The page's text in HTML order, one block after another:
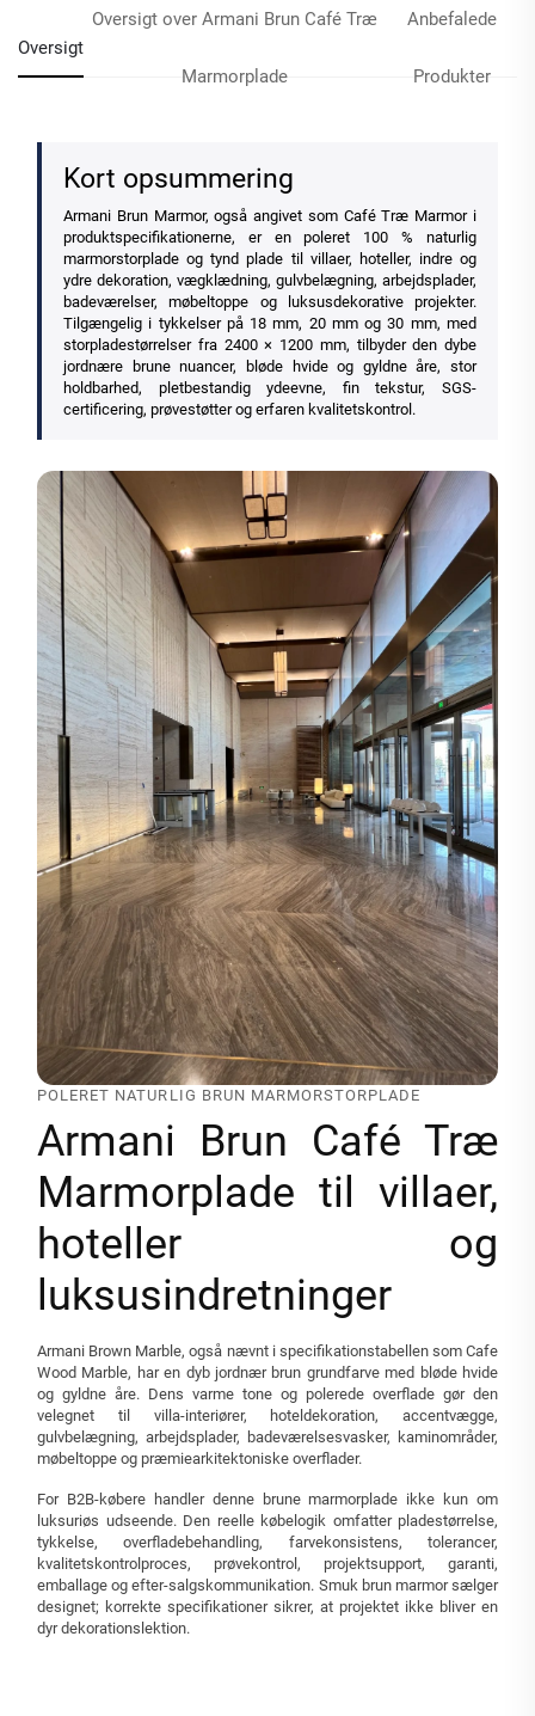
Oversigt
Oversigt over Armani Brun Café Træ
Marmorplade
Anbefalede
Produkter
Kort opsummering
Armani Brun Marmor, også angivet som Café Træ Marmor i
produktspecifikationerne, er en poleret 100 % naturlig
marmorstorplade og tynd plade til villaer, hoteller, indre og
ydre dekoration, vægklædning, gulvbelægning, arbejdsplader,
badeværelser, møbeltoppe og luksusdekorative projekter.
Tilgængelig i tykkelser på 18 mm, 20 mm og 30 mm, med
storpladestørrelser fra 2400 × 1200 mm, tilbyder den dybe
jordnære brune nuancer, bløde hvide og gyldne åre, stor
holdbarhed, pletbestandig ydeevne, fin tekstur, SGS-
certificering, prøvestøtter og erfaren kvalitetskontrol.
POLERET NATURLIG BRUN MARMORSTORPLADE
Armani Brun Café Træ
Marmorplade til villaer,
hoteller og
luksusindretninger
Armani Brown Marble, også nævnt i specifikationstabellen som Cafe
Wood Marble, har en dyb jordnær brun grundfarve med bløde hvide
og gyldne åre. Dens varme tone og polerede overflade gør den
velegnet til villa-interiører, hoteldekoration, accentvægge,
gulvbelægning, arbejdsplader, badeværelsesvasker, kaminområder,
møbeltoppe og præmiearkitektoniske overflader.
For B2B-købere handler denne brune marmorplade ikke kun om
luksuriøs udseende. Den reelle købelogik omfatter pladestørrelse,
tykkelse, overfladebehandling, farvekonsistens, tolerancer,
kvalitetskontrolproces, prøvekontrol, projektsupport, garanti,
emballage og efter-salgskommunikation. Smuk brun marmor sælger
designet; korrekte specifikationer sikrer, at projektet ikke bliver en
dyr dekorationslektion.